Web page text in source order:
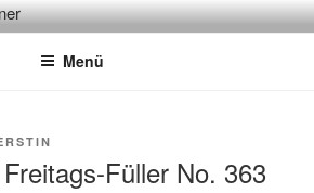
Menü
Füller No. 363